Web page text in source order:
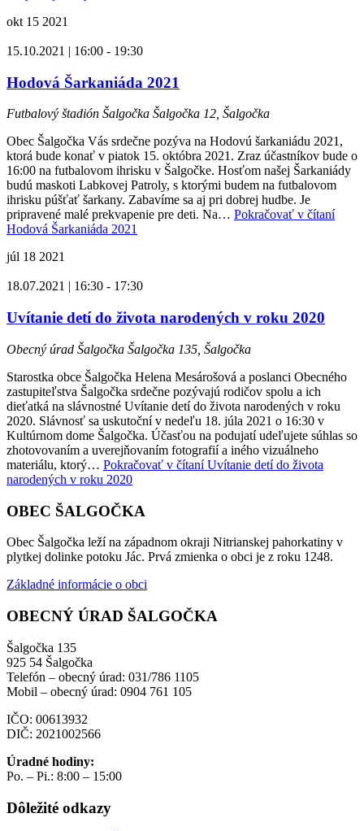
okt 15 2021
15.10.2021 | 16:00 - 19:30
Hodová Šarkaniáda 2021
Futbalový štadión Šalgočka Šalgočka 12, Šalgočka
Obec Šalgočka Vás srdečne pozýva na Hodovú šarkaniádu 2021,
ktorá bude konať v piatok 15. októbra 2021. Zraz účastníkov bude o
16:00 na futbalovom ihrisku v Šalgočke. Hosťom našej Šarkaniády
budú maskoti Labkovej Patroly, s ktorými budem na futbalovom
ihrisku púšťať šarkany. Zabavíme sa aj pri dobrej hudbe. Je
pripravené malé prekvapenie pre deti. Na… Pokračovať v čítaní
Hodová Šarkaniáda 2021
júl 18 2021
18.07.2021 | 16:30 - 17:30
Uvítanie detí do života narodených v roku 2020
Obecný úrad Šalgočka Šalgočka 135, Šalgočka
Starostka obce Šalgočka Helena Mesárošová a poslanci Obecného
zastupiteľstva Šalgočka srdečne pozývajú rodičov spolu a ich
dieťatká na slávnostné Uvítanie detí do života narodených v roku
2020. Slávnosť sa uskutoční v nedeľu 18. júla 2021 o 16:30 v
Kultúrnom dome Šalgočka. Účasťou na podujatí udeľujete súhlas so
zhotovovaním a uverejňovaním fotografií a iného vizuálneho
materiálu, ktorý… Pokračovať v čítaníUvítanie detí do života
narodených v roku 2020
OBEC ŠALGOČKA
Obec Šalgočka leží na západnom okraji Nitrianskej pahorkatiny v
plytkej dolinke potoku Jác. Prvá zmienka o obci je z roku 1248.
Základné informácie o obci
OBECNÝ ÚRAD ŠALGOČKA
Šalgočka 135
925 54 Šalgočka
Telefón – obecný úrad: 031/786 1105
Mobil – obecný úrad: 0904 761 105
IČO: 00613932
DIČ: 2021002566
Úradné hodiny:
Po. – Pi.: 8:00 – 15:00
Dôležité odkazy